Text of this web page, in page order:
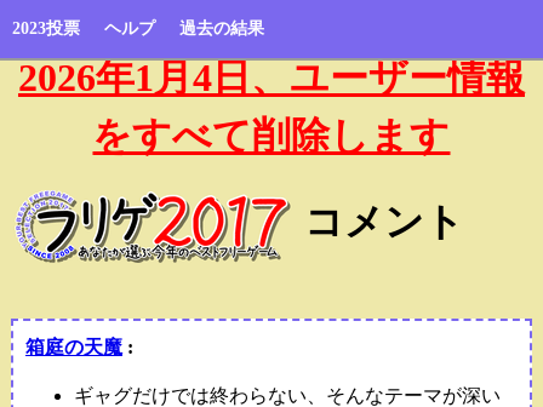
2023投票 ヘルプ 過去の結果
2026年1月4日、ユーザー情報
をすべて削除します
コメント
箱庭の天魔:
ギャグだけでは終わらない、そんなテーマが深い